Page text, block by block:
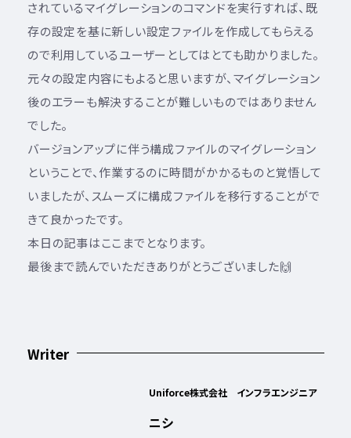
されているマイグレーションのコマンドを実行すれば、既
存の設定を基に新しい設定ファイルを作成してもらえる
ので利用しているユーザーとしてはとても助かりました。
元々の設定内容にもよると思いますが、マイグレーション
後のエラーも解決することが難しいものではありません
でした。
バージョンアップに伴う構成ファイルのマイグレーション
ということで、作業するのに時間がかかるものと覚悟して
いましたが、スムーズに構成ファイルを移行することがで
きて良かったです。
本日の記事はここまでとなります。
最後まで読んでいただきありがとうございました🙌
Writer
Uniforce株式会社 インフラエンジニア
ニシ